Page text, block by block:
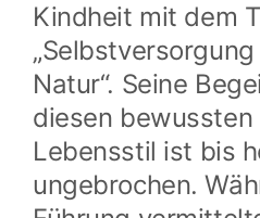
Kindheit mit dem
Natur“. Seine
diesen
Lebensstil ist bis
ungebrochen.